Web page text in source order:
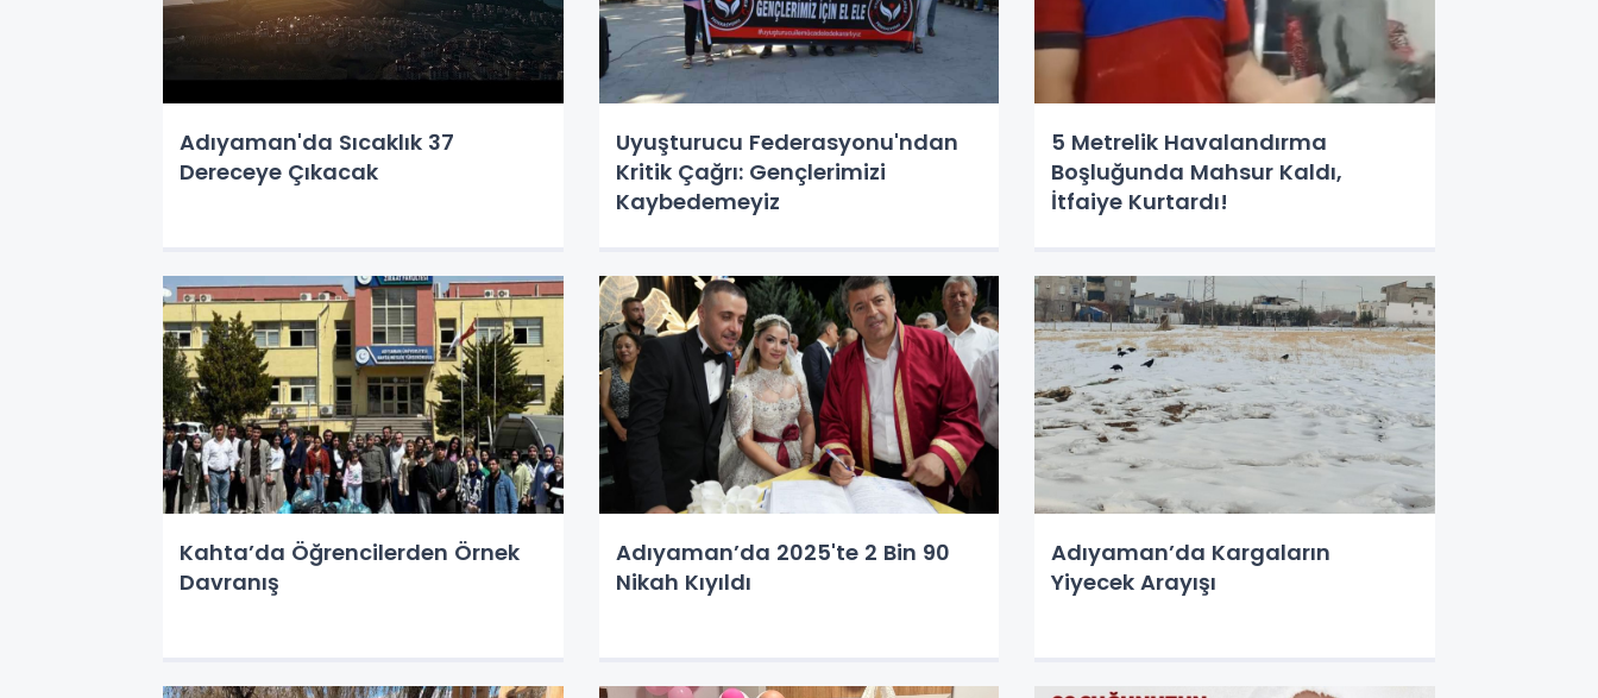
Adıyaman'da Sıcaklık 37
Dereceye Çıkacak
Uyuşturucu Federasyonu'ndan
Kritik Çağrı: Gençlerimizi
Kaybedemeyiz
5 Metrelik Havalandırma
Boşluğunda Mahsur Kaldı,
İtfaiye Kurtardı!
Kahta’da Öğrencilerden Örnek
Davranış
Adıyaman’da 2025'te 2 Bin 90
Nikah Kıyıldı
Adıyaman’da Kargaların
Yiyecek Arayışı